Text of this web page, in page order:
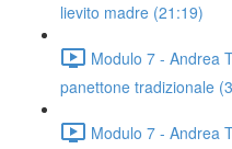
lievito madre (21:19)
Modulo 7 - Andrea
panettone tradizionale
Modulo 7 - Andrea